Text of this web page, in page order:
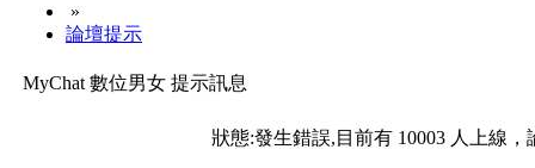
»
論壇提示
MyChat 數位男女 提示訊息
狀態:發生錯誤,目前有 10003 人上線